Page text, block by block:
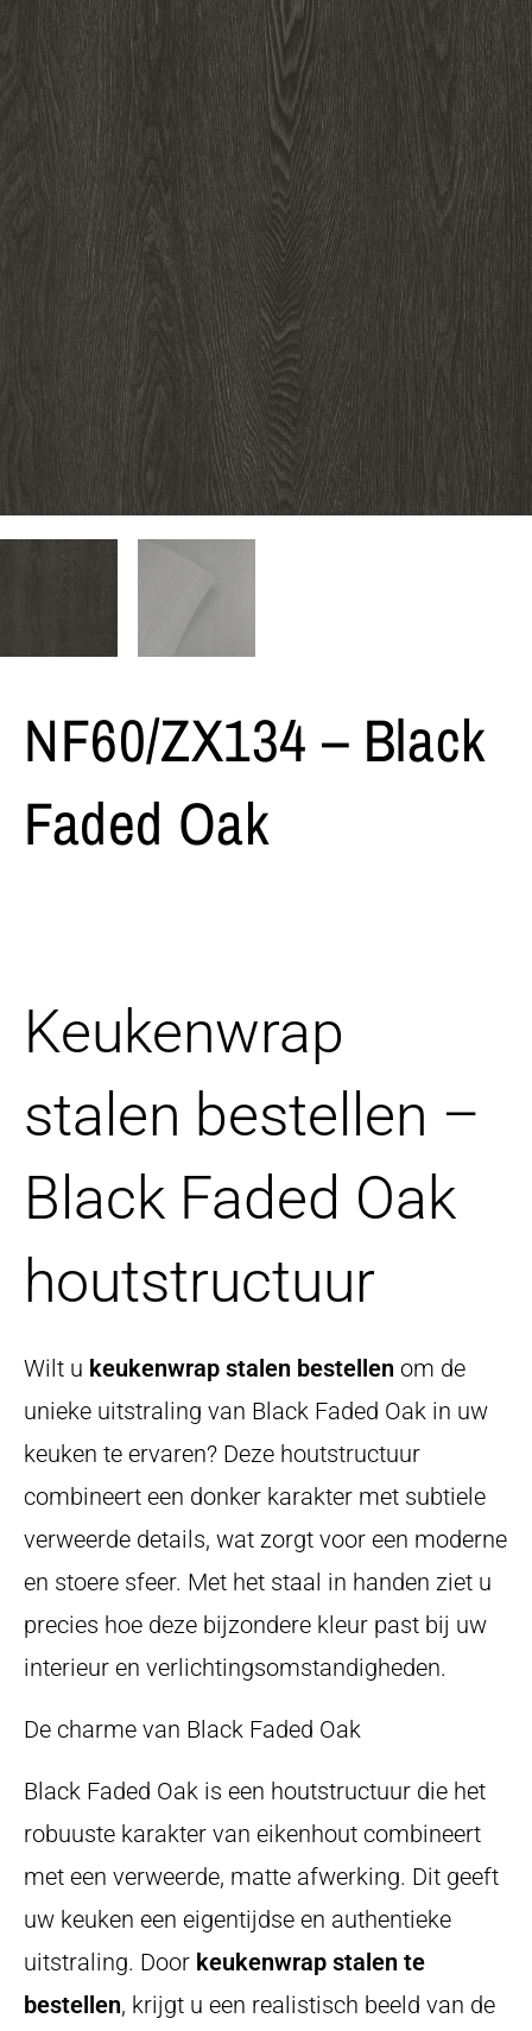
NF60/ZX134 – Black
Faded Oak
Keukenwrap
stalen bestellen –
Black Faded Oak
houtstructuur
Wilt u keukenwrap stalen bestellen om de
unieke uitstraling van Black Faded Oak in uw
keuken te ervaren? Deze houtstructuur
combineert een donker karakter met subtiele
verweerde details, wat zorgt voor een moderne
en stoere sfeer. Met het staal in handen ziet u
precies hoe deze bijzondere kleur past bij uw
interieur en verlichtingsomstandigheden.
De charme van Black Faded Oak
Black Faded Oak is een houtstructuur die het
robuuste karakter van eikenhout combineert
met een verweerde, matte afwerking. Dit geeft
uw keuken een eigentijdse en authentieke
uitstraling. Door keukenwrap stalen te
bestellen, krijgt u een realistisch beeld van de